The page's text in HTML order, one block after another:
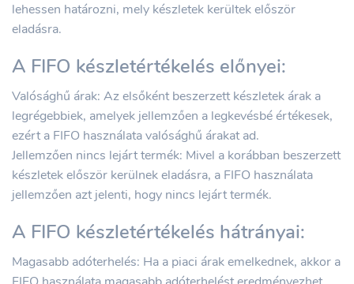
lehessen határozni, mely készletek kerültek először
eladásra.
A FIFO készletértékelés előnyei:
Valósághű árak: Az elsőként beszerzett készletek árak a
legrégebbiek, amelyek jellemzően a legkevésbé értékesek,
ezért a FIFO használata valósághű árakat ad.
Jellemzően nincs lejárt termék: Mivel a korábban beszerzett
készletek először kerülnek eladásra, a FIFO használata
jellemzően azt jelenti, hogy nincs lejárt termék.
A FIFO készletértékelés hátrányai:
Magasabb adóterhelés: Ha a piaci árak emelkednek, akkor a